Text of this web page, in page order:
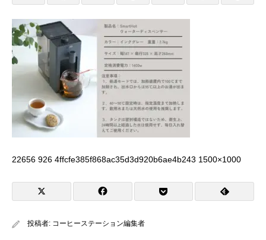
22656 926 4ffcfe385f868ac35d3d920b6ae4b243 1500×1000
投稿者: コーヒーステーション編集者